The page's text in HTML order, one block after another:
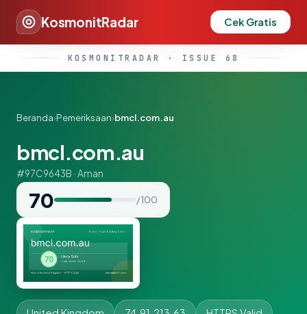
KosmonitRadar Cek Gratis
KOSMONITRADAR · ISSUE 68
Beranda›Pemeriksaan›bmcl.com.au
bmcl.com.au
#97C9643B · Aman
70 / 100